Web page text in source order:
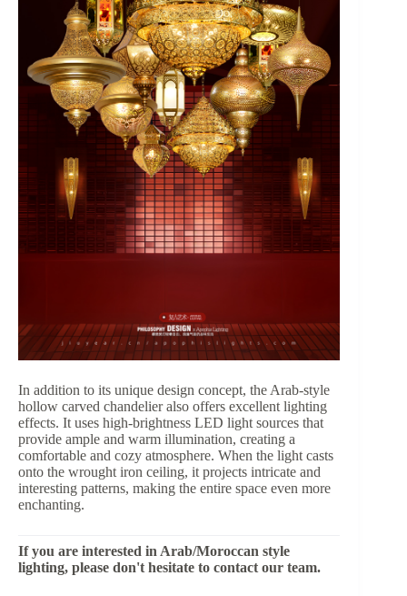
In addition to its unique design concept, the Arab-style
hollow carved chandelier also offers excellent lighting
effects. It uses high-brightness LED light sources that
provide ample and warm illumination, creating a
comfortable and cozy atmosphere. When the light casts
onto the wrought iron ceiling, it projects intricate and
interesting patterns, making the entire space even more
enchanting.
If you are interested in Arab/Moroccan style
lighting, please don't hesitate to contact our team.